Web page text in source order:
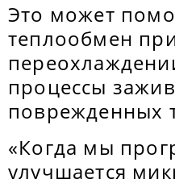
Это может
теплообмен
процессы
поврежденных
«Когда мы
улучшается